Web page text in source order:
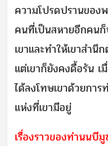
ความโปรดปรานของ
คนที่เป็นสหายอีกคน
เขาและทำให้เขาสำ
แต่เขาก็ยังคงดื้อรัน
ได้ลงโทษเขาด้วยกา
แห่งที่เขามีอยู่
เรื่องราวของท่านนบี